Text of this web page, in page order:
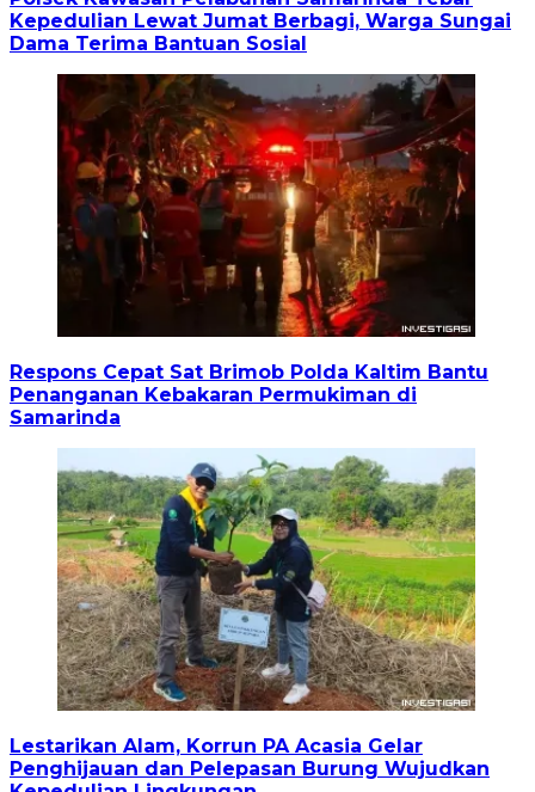
Kepedulian Lewat Jumat Berbagi, Warga Sungai
Dama Terima Bantuan Sosial
Respons Cepat Sat Brimob Polda Kaltim Bantu
Penanganan Kebakaran Permukiman di
Samarinda
Lestarikan Alam, Korrun PA Acasia Gelar
Penghijauan dan Pelepasan Burung Wujudkan